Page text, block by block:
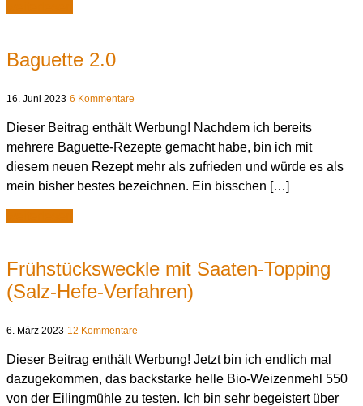
Baguette 2.0
16. Juni 2023 6 Kommentare
Dieser Beitrag enthält Werbung! Nachdem ich bereits
mehrere Baguette-Rezepte gemacht habe, bin ich mit
diesem neuen Rezept mehr als zufrieden und würde es als
mein bisher bestes bezeichnen. Ein bisschen […]
Frühstücksweckle mit Saaten-Topping
(Salz-Hefe-Verfahren)
6. März 2023 12 Kommentare
Dieser Beitrag enthält Werbung! Jetzt bin ich endlich mal
dazugekommen, das backstarke helle Bio-Weizenmehl 550
von der Eilingmühle zu testen. Ich bin sehr begeistert über